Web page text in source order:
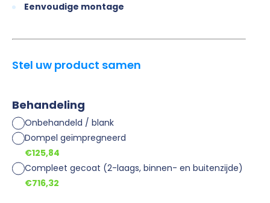
Eenvoudige montage
Stel uw product samen
Behandeling
Onbehandeld / blank
Dompel geïmpregneerd
€125,84
Compleet gecoat (2-laags, binnen- en buitenzijde)
€716,32